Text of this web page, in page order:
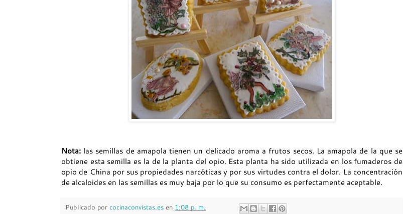
Nota: las semillas de amapola tienen un delicado aroma a frutos secos. La amapola de la que se
obtiene esta semilla es la de la planta del opio. Esta planta ha sido utilizada en los fumaderos de
opio de China por sus propiedades narcóticas y por sus virtudes contra el dolor. La concentración
de alcaloides en las semillas es muy baja por lo que su consumo es perfectamente aceptable.
Publicado por cocinaconvistas.es en 1:08 p. m.